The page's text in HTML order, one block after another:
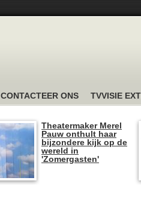
CONTACTEER ONS TVVISIE
Theatermaker Merel
Pauw onthult haar
bijzondere kijk op de
wereld in
'Zomergasten'